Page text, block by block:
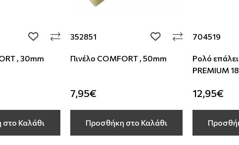
add to wishlist
, 30mm
Καλάθι
352851 add to wishlist
Πινέλο COMFORT , 50mm
7,95€
Προσθήκη στο Καλάθι
704519
Ρολό
PREMIUM
12,95€